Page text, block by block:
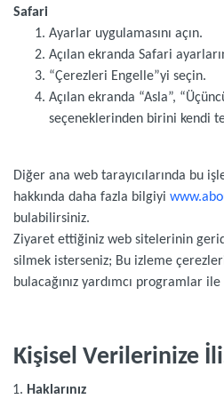
Safari
Ayarlar uygulamasını açın.
Açılan ekranda Safari
“Çerezleri Engelle”yi seçin.
Açılan ekranda “Asla”,
seçeneklerinden birini kendi
Diğer ana web tarayıcılarında bu
hakkında daha fazla bilgiyi
bulabilirsiniz.
Ziyaret ettiğiniz web sitelerinin
silmek isterseniz; Bu izleme
bulacağınız yardımcı programlar
Kişisel Verilerinize
Haklarınız